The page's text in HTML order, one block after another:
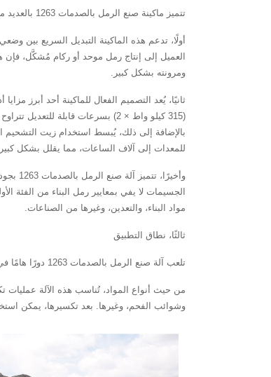
تتميز ماكينة صنع الرمل بالصدمات 1263 بالعديد من المزايا في الأداء، مما يجعلها الأفضل في السوق.
أولًا، تدعم هذه الماكينة التبديل السريع بين
العميل إلى إنتاج رمل موحد أو ركام مُشكَّل، فإن
ومرونته بشكل كبير.
بالإضافة إلى ذلك، يُبسط استخدام زيت
للمعدات إلى آلاف الساعات، مما يقلل بشكل
الجسيمات لا يفي بمعايير رمل البناء من
مواد البناء، والتعدين، وغيرها من الصناعات.
ثالثًا، نطاق التطبيق
تلعب آلة صنع الرمل بالصدمات 1263 دورًا هامًا في العديد من الصناعات بفضل أدائها الممتاز ونطاق تطبيقها الواسع.
من حيث أنواع المواد، تُناسب هذه الآلة عمليات
وشوائب الفحم، وغيرها. بعد تكسيرها، يمكن